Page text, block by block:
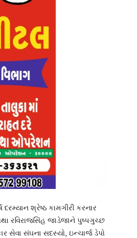
શ્રેષ્ઠ કામગીરી કરનાર
રવિરાજસિંહ જાડેજાને પુષ્પગુચ્છ
સેવા સંઘના સદસ્યો, ઇન્ચાર્જ ડેપો